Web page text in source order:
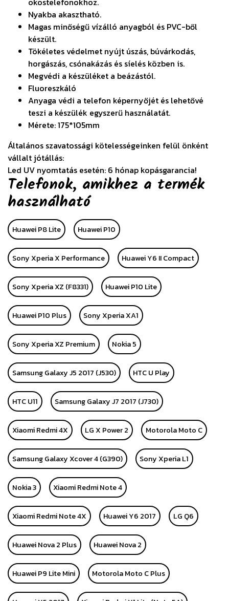
Nyakba akasztható.
Magas minőségű vízálló anyagból és PVC-ből
készült.
Tökéletes védelmet nyújt úszás, búvárkodás,
horgászás, csónakázás és síelés közben is.
Megvédi a készüléket a beázástól.
Fluoreszkáló
Anyaga védi a telefon képernyőjét és lehetővé
teszi a készülék egyszerű használatát.
Mérete: 175*105mm
Általános szavatossági kötelességeinken felül önként
vállalt jótállás:
Led UV nyomtatás esetén: 6 hónap kopásgarancia!
Telefonok, amikhez a termék
használható
Huawei P8 Lite Huawei P10
Sony Xperia X Performance Huawei Y6 II Compact
Sony Xperia XZ (F8331) Huawei P10 Lite
Huawei P10 Plus Sony Xperia XA1
Sony Xperia XZ Premium Nokia 5
Samsung Galaxy J5 2017 (J530) HTC U Play
HTC U11 Samsung Galaxy J7 2017 (J730)
Xiaomi Redmi 4X LG X Power 2 Motorola Moto C
Samsung Galaxy Xcover 4 (G390) Sony Xperia L1
Nokia 3 Xiaomi Redmi Note 4
Xiaomi Redmi Note 4X Huawei Y6 2017 LG Q6
Huawei Nova 2 Plus Huawei Nova 2
Huawei P9 Lite Mini Motorola Moto C Plus